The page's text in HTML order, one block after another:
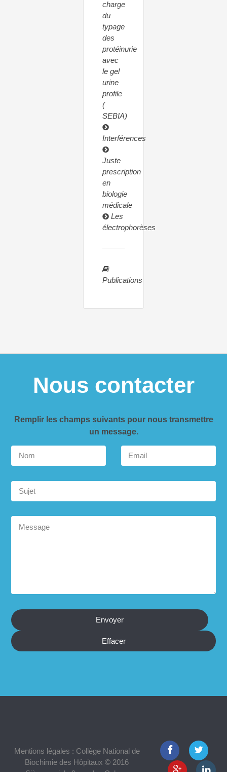
charge
du
typage
des
protéinurie
avec
le gel
urine
profile
(
SEBIA)
Interférences
Juste
prescription
en
biologie
médicale
Les
électrophorèses
Publications
Nous contacter
Remplir les champs suivants pour nous transmettre
un message.
Mentions légales : Collège National de
Biochimie des Hôpitaux © 2016